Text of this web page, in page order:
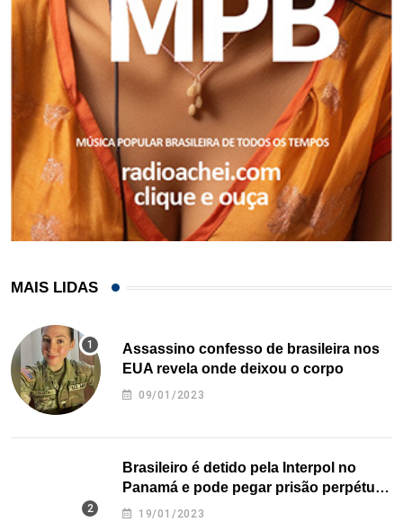
MAIS LIDAS
Assassino confesso de brasileira nos
EUA revela onde deixou o corpo
09/01/2023
Brasileiro é detido pela Interpol no
Panamá e pode pegar prisão perpétua
nos EUA
19/01/2023